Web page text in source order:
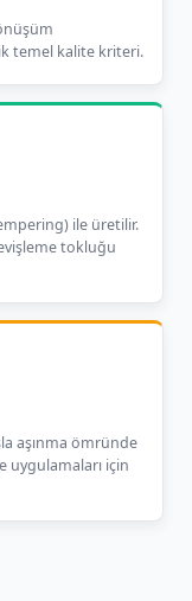
temel kalite kriteri.
ile üretilir.
tokluğu
aşınma ömründe
uygulamaları için